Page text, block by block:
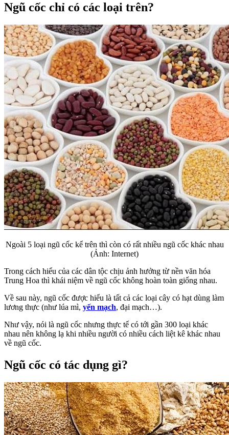
Ngũ cốc chỉ có các loại trên?
Ngoài 5 loại ngũ cốc kể trên thì còn có rất nhiều ngũ cốc khác nhau
(Ảnh: Internet)
Trong cách hiểu của các dân tộc chịu ảnh hưởng từ nền văn hóa
Trung Hoa thì khái niệm về ngũ cốc không hoàn toàn giống nhau.
Về sau này, ngũ cốc được hiểu là tất cả các loại cây có hạt dùng làm
lương thực (như lúa mì, yến mạch, đại mạch…).
Như vậy, nói là ngũ cốc nhưng thực tế có tới gần 300 loại khác
nhau nên không lạ khi nhiều người có nhiều cách liệt kê khác nhau
về ngũ cốc.
Ngũ cốc có tác dụng gì?